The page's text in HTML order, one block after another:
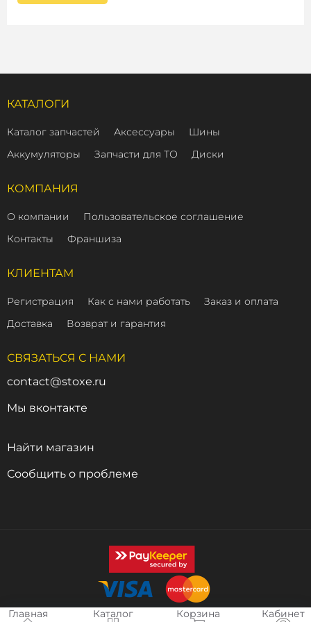
КАТАЛОГИ
Каталог запчастей Аксессуары
Шины
Аккумуляторы
Запчасти для ТО Диски
КОМПАНИЯ
О компании
Пользовательское соглашение
Контакты
Франшиза
КЛИЕНТАМ
Регистрация Как с нами работать
Заказ и оплата
Доставка
Возврат и гарантия
СВЯЗАТЬСЯ С НАМИ
contact@stoxe.ru
Мы вконтакте
Найти магазин
Сообщить о проблеме
Главная Каталог Корзина Кабинет